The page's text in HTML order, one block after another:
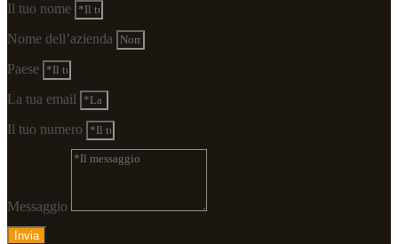
Il tuo nome
Nome dell’azienda
Paese
La tua email
Il tuo numero
Messaggio
Invia